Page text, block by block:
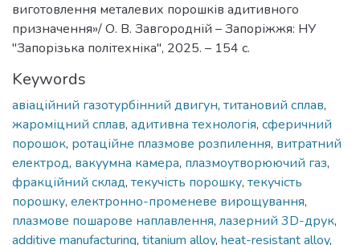
виготовлення металевих порошків адитивного
призначення»/ О. В. Завгородній – Запоріжжя: НУ
"Запорізька політехніка", 2025. – 154 с.
Keywords
авіаційний газотурбінний двигун, титановий сплав,
жароміцний сплав, адитивна технологія, сферичний
порошок, ротаційне плазмове розпилення, витратний
електрод, вакуумна камера, плазмоутворюючий газ,
фракційний склад, текучість порошку, текучість
порошку, електронно-променеве вирощування,
плазмове пошарове наплавлення, лазерний 3D-друк,
additive manufacturing, titanium alloy, heat-resistant alloy,